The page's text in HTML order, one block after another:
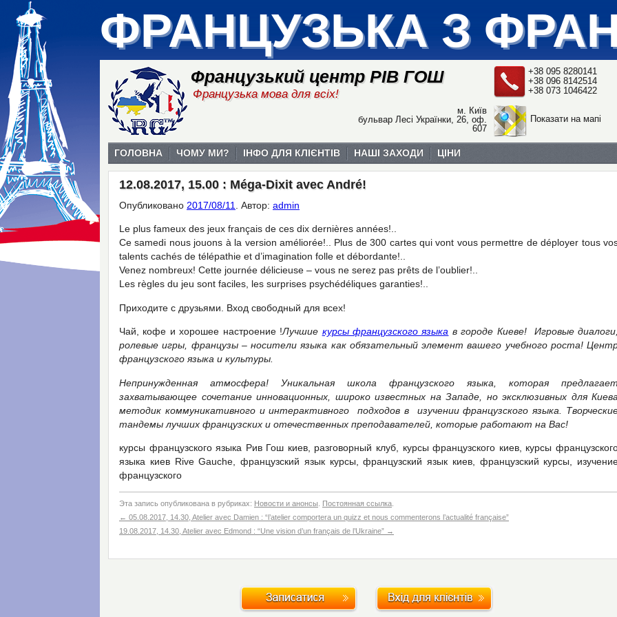
ФРАНЦУЗЬКА З
Французький центр РІВ ГОШ
Французька мова для всіх!
+38 095 8280141
+38 096 8142514
+38 073 1046422
Показати на мапі
м. Київ
бульвар Лесі Українки, 26, оф.
607
ГОЛОВНА ЧОМУ МИ? ІНФО ДЛЯ КЛІЄНТІВ НАШІ ЗАХОДИ ЦІНИ
12.08.2017, 15.00 : Méga-Dixit avec André!
Опубликовано 2017/08/11 Автор: admin
Le plus fameux des jeux français de ces dix dernières années!..
Ce samedi nous jouons à la version améliorée!.. Plus de 300 cartes qui vont vous permettre de déployer tous
talents cachés de télépathie et d’imagination folle et débordante!..
Venez nombreux! Cette journée délicieuse – vous ne serez pas prêts de l’oublier!..
Les règles du jeu sont faciles, les surprises psychédéliques garanties!..
Приходите с друзьями. Вход свободный для всех!
Чай, кофе и хорошее настроение !Лучшие курсы французского языка в городе Киеве! Игровые диалоги,
ролевые игры, французы – носители языка как обязательный элемент вашего учебного роста!
французского языка и культуры.
Непринужденная атмосфера! Уникальная школа французского языка, которая предлагает
захватывающее сочетание инновационных, широко известных на Западе, но эксклюзивных для Киева
методик коммуникативного и интерактивного подходов в изучении французского языка.
тандемы лучших французских и отечественных преподавателей, которые работают на Вас!
курсы французского языка Рив Гош киев, разговорный клуб, курсы французского киев, курсы
языка киев Rive Gauche, французский язык курсы, французский язык киев, французский курсы,
французского
Эта запись опубликована в рубриках: Новости и анонсы Постоянная ссылка
← 05.08.2017, 14.30, Atelier avec Damien : “l’atelier comportera un quizz et nous commenterons l’actualité française”
19.08.2017, 14.30, Atelier avec Edmond : “Une vision d’un français de l’Ukraine” →